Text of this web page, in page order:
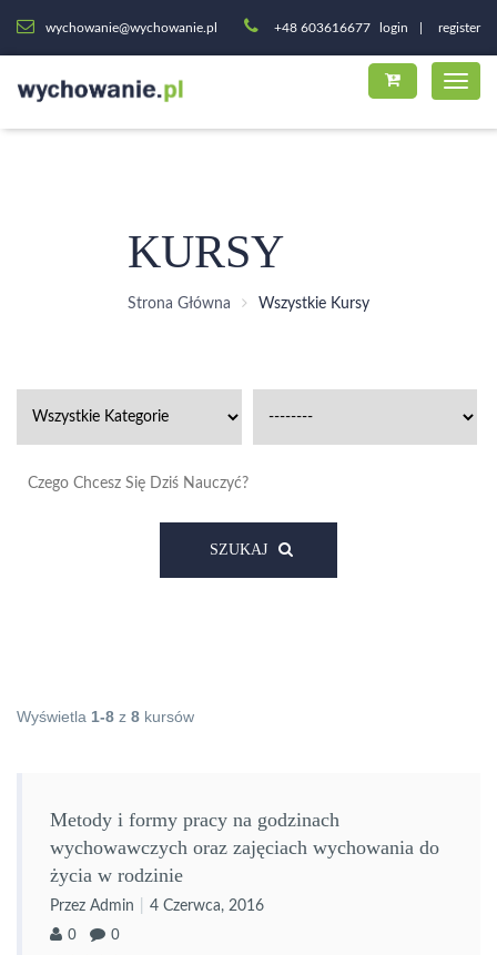
wychowanie@wychowanie.pl +48 603616677 login register
KURSY
Strona Główna Wszystkie Kursy
SZUKAJ
Wyświetla 1-8 z 8 kursów
Metody i formy pracy na godzinach
wychowawczych oraz zajęciach wychowania do
życia w rodzinie
Przez Admin 4 Czerwca, 2016
0 0